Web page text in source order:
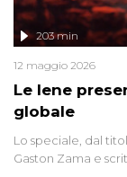
Le Iene
globale
203 min
12 maggio 2026
Lo speciale, dal
Gaston Zama e